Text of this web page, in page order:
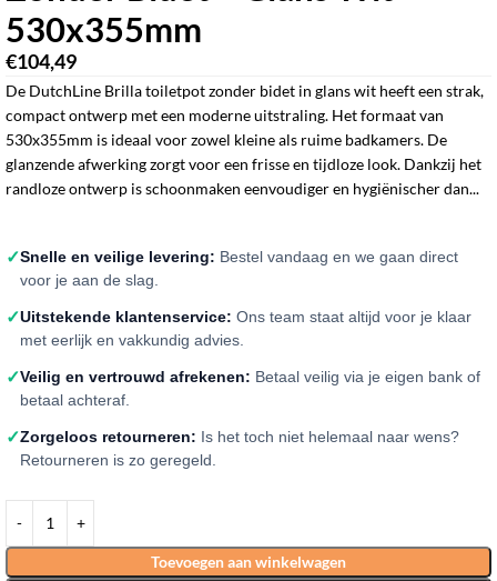
530x355mm
€104,49
De DutchLine Brilla toiletpot zonder bidet in glans wit heeft een strak,
compact ontwerp met een moderne uitstraling. Het formaat van
530x355mm is ideaal voor zowel kleine als ruime badkamers. De
glanzende afwerking zorgt voor een frisse en tijdloze look. Dankzij het
randloze ontwerp is schoonmaken eenvoudiger en hygiënischer dan...
✓Snelle en veilige levering: Bestel vandaag en we gaan direct
voor je aan de slag.
✓Uitstekende klantenservice: Ons team staat altijd voor je klaar
met eerlijk en vakkundig advies.
✓Veilig en vertrouwd afrekenen: Betaal veilig via je eigen bank of
betaal achteraf.
✓Zorgeloos retourneren: Is het toch niet helemaal naar wens?
Retourneren is zo geregeld.
Toevoegen aan winkelwagen